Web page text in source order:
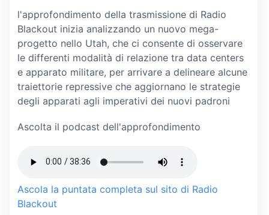
l'approfondimento della trasmissione di Radio
Blackout inizia analizzando un nuovo mega-
progetto nello Utah, che ci consente di osservare
le differenti modalità di relazione tra data centers
e apparato militare, per arrivare a delineare alcune
traiettorie repressive che aggiornano le strategie
degli apparati agli imperativi dei nuovi padroni
Ascolta il podcast dell'approfondimento
Ascola la puntata completa sul sito di Radio
Blackout